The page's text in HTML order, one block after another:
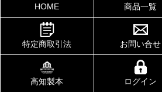
HOME 商品一覧
特定商取引法 お問い合せ
高知製本 ログイン